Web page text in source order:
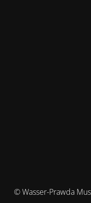
© Wasser-Prawda